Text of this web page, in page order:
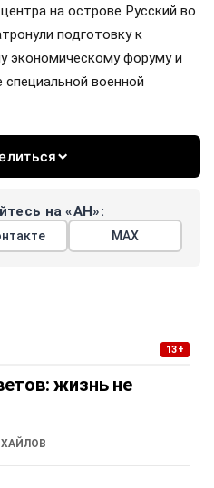
на острове Русский во
подготовку к
экономическому форуму и
специальной военной
на «АН»:
МАХ
13+
жизнь не